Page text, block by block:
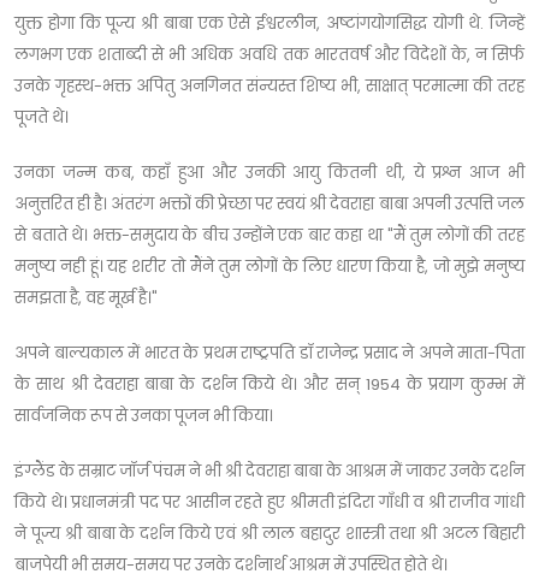
युक्त होगा कि पूज्य श्री बाबा एक ऐसे ईश्वरलीन, अष्टांगयोगसिद्ध योगी थे. जिन्हें
लगभग एक शताब्दी से भी अधिक अवधि तक भारतवर्ष और विदेशों के, न सिर्फ
उनके गृहस्थ-भक्त अपितु अनगिनत संन्यस्त शिष्य भी, साक्षात् परमात्मा की तरह
पूजते थे।
उनका जन्म कब, कहाँ हुआ और उनकी आयु कितनी थी, ये प्रश्न आज भी
अनुत्तरित ही है। अंतरंग भक्तों की प्रेच्छा पर स्वयं श्री देवराहा बाबा अपनी उत्पत्ति जल
से बताते थे। भक्त-समुदाय के बीच उन्होंने एक बार कहा था "मैं तुम लोगों की तरह
मनुष्य नही हूं। यह शरीर तो मैंने तुम लोगों के लिए धारण किया है, जो मुझे मनुष्य
समझता है, वह मूर्ख है।"
अपने बाल्यकाल में भारत के प्रथम राष्ट्रपति डॉ राजेन्द्र प्रसाद ने अपने माता-पिता
के साथ श्री देवराहा बाबा के दर्शन किये थे। और सन् 1954 के प्रयाग कुम्भ में
सार्वजनिक रूप से उनका पूजन भी किया।
इंग्लैंड के सम्राट जॉर्ज पंचम ने भी श्री देवराहा बाबा के आश्रम में जाकर उनके दर्शन
किये थे। प्रधानमंत्री पद पर आसीन रहते हुए श्रीमती इंदिरा गाँधी व श्री राजीव गांधी
ने पूज्य श्री बाबा के दर्शन किये एवं श्री लाल बहादुर शास्त्री तथा श्री अटल बिहारी
बाजपेयी भी समय-समय पर उनके दर्शनार्थ आश्रम में उपस्थित होते थे।